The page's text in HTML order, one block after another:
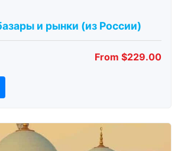
и рынки (из России)
From $229.00